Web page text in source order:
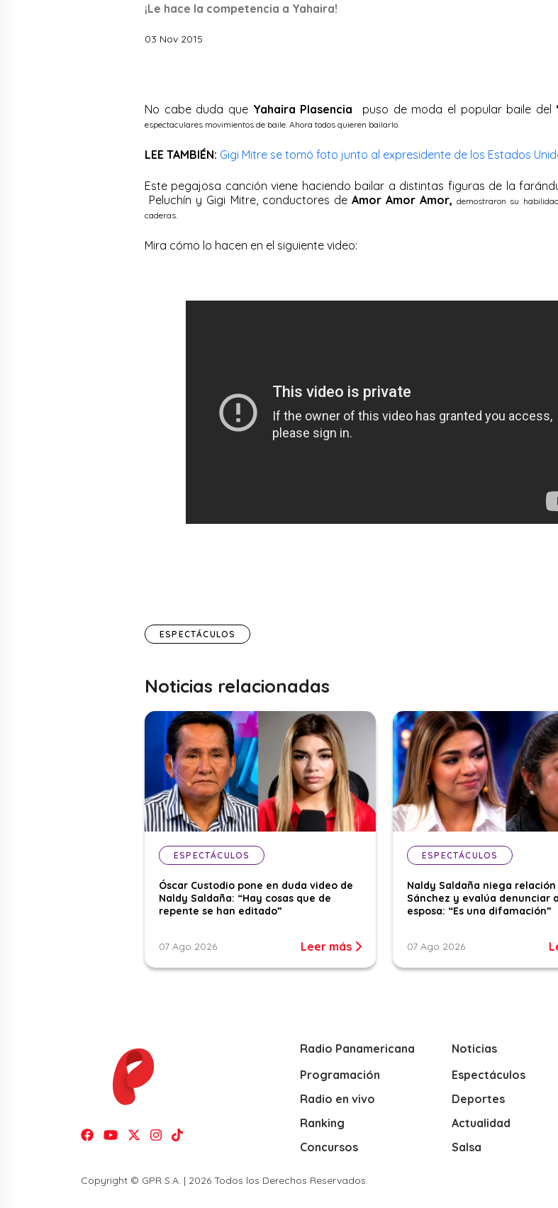
¡Le hace la competencia a Yahaira!
03 Nov 2015
No cabe duda que Yahaira Plasencia puso de moda el popular baile del
espectaculares movimientos de baile . Ahora todos quieren bailarlo.
LEE TAMBIÉN: Gigi Mitre se tomó foto junto al expresidente de los Estados
Este pegajosa canción viene haciendo bailar a distintas figuras de la
Peluchín y Gigi Mitre, conductores deAmor Amor Amor,demostraron su
caderas.
Mira cómo lo hacen en el siguiente video:
ESPECTÁCULOS
Noticias relacionadas
ESPECTÁCULOS
Óscar Custodio pone en duda video de
Naldy Saldaña: “Hay cosas que de
repente se han editado”
07 Ago 2026 Leer más
ESPECTÁCULOS
Naldy Saldaña niega relación
Sánchez y evalúa denunciar
esposa: “Es una difamación”
07 Ago 2026
Radio Panamericana
Programación
Radio en vivo
Ranking
Concursos
Noticias
Espectáculos
Deportes
Actualidad
Salsa
Copyright © GPR S.A. | 2026 Todos los Derechos Reservados.